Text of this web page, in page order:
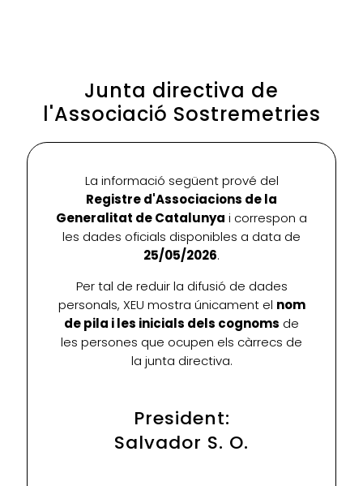
Junta directiva de
l'Associació Sostremetries
La informació següent prové del
Registre d'Associacions de la
Generalitat de Catalunya i correspon a
les dades oficials disponibles a data de
25/05/2026.
Per tal de reduir la difusió de dades
personals, XEU mostra únicament el nom
de pila i les inicials dels cognoms de
les persones que ocupen els càrrecs de
la junta directiva.
President:
Salvador S. O.